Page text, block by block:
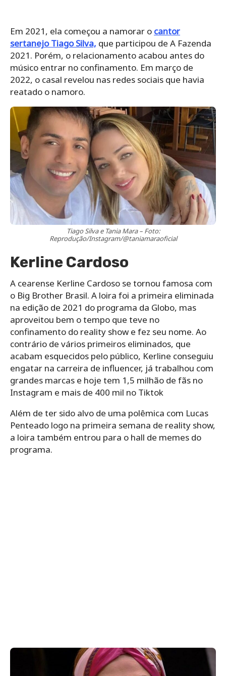
Em 2021, ela começou a namorar o cantor
sertanejo Tiago Silva, que participou de A Fazenda
2021. Porém, o relacionamento acabou antes do
músico entrar no confinamento. Em março de
2022, o casal revelou nas redes sociais que havia
reatado o namoro.
Tiago Silva e Tania Mara – Foto:
Reprodução/Instagram/@taniamaraoficial
Kerline Cardoso
A cearense Kerline Cardoso se tornou famosa com
o Big Brother Brasil. A loira foi a primeira eliminada
na edição de 2021 do programa da Globo, mas
aproveitou bem o tempo que teve no
confinamento do reality show e fez seu nome. Ao
contrário de vários primeiros eliminados, que
acabam esquecidos pelo público, Kerline conseguiu
engatar na carreira de influencer, já trabalhou com
grandes marcas e hoje tem 1,5 milhão de fãs no
Instagram e mais de 400 mil no Tiktok
Além de ter sido alvo de uma polêmica com Lucas
Penteado logo na primeira semana de reality show,
a loira também entrou para o hall de memes do
programa.